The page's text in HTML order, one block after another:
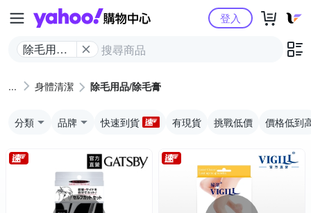
Yahoo購物中心
除毛用品/
登入
身體清潔 除毛用品/除毛膏
分類 品牌 快速到貨 有現貨 挑戰低價 價格低到